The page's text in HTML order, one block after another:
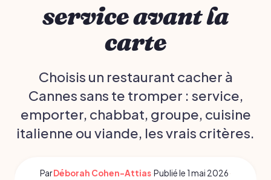
service avant la
carte
Choisis un restaurant cacher à
Cannes sans te tromper : service,
emporter, chabbat, groupe, cuisine
italienne ou viande, les vrais critères.
ParDéborah Cohen-Attias·Publié le 1 mai 2026·